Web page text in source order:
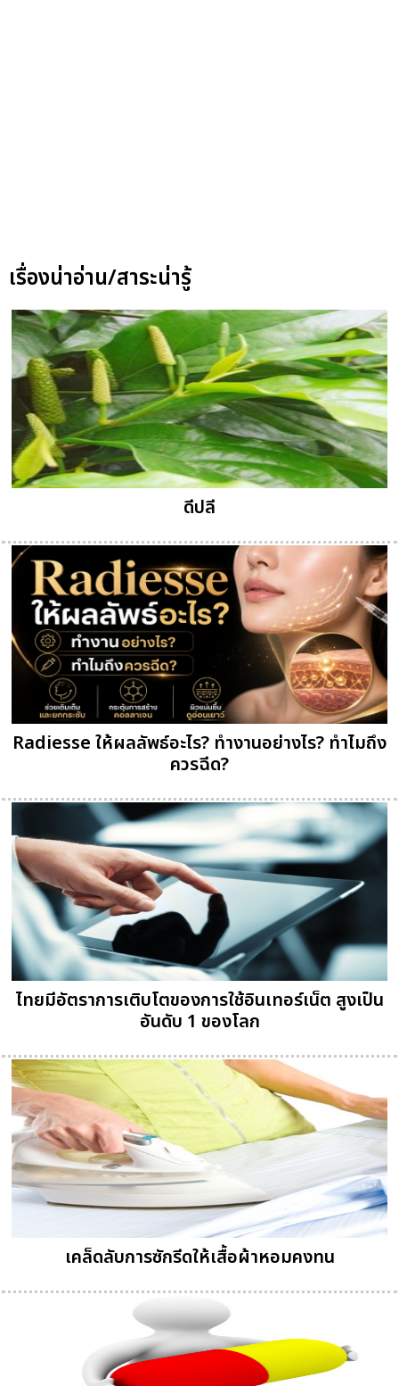
เรื่องน่าอ่าน/สาระน่ารู้
ดีปลี
Radiesse ให้ผลลัพธ์อะไร? ทำงานอย่างไร? ทำไมถึง
ควรฉีด?
ไทยมีอัตราการเติบโตของการใช้อินเทอร์เน็ต สูงเป็น
อันดับ 1 ของโลก
เคล็ดลับการซักรีดให้เสื้อผ้าหอมคงทน